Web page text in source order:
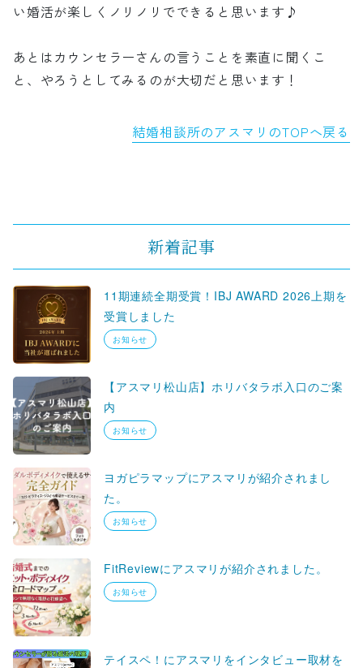
い婚活が楽しくノリノリでできると思います♪
あとはカウンセラーさんの言うことを素直に聞くこ
と、やろうとしてみるのが大切だと思います！
結婚相談所のアスマリのTOPへ戻る
新着記事
11期連続全期受賞！IBJ AWARD 2026上期を
受賞しました
お知らせ
【アスマリ松山店】ホリバタラボ入口のご案
内
お知らせ
ヨガピラマップにアスマリが紹介されまし
た。
お知らせ
FitReviewにアスマリが紹介されました。
お知らせ
テイスペ！にアスマリをインタビュー取材を